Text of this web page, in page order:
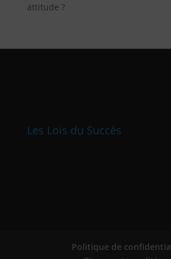
attitude ?
Les Lois du Succès
Politique de